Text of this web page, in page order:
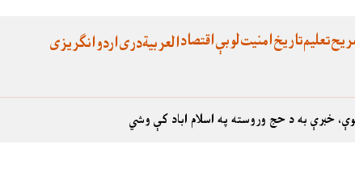
اقتصادلوبېامنیتتاریختعلیم انگریزیاردودریالعربية
خبرې به د حج وروسته په اسلام اباد کې وشي